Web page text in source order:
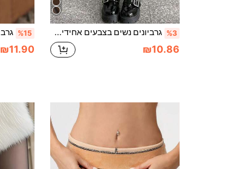
%3 גרביונים נשים בצבעים אחידים אקראיים לאביב וסתיו, מותן גבוהה, גרביים סקסיים דקים ללא בטנה, חצי שקופים, אלסטיים ומחטבים, מתאימים ל-15-20℃
₪10.86
%15
₪11.90